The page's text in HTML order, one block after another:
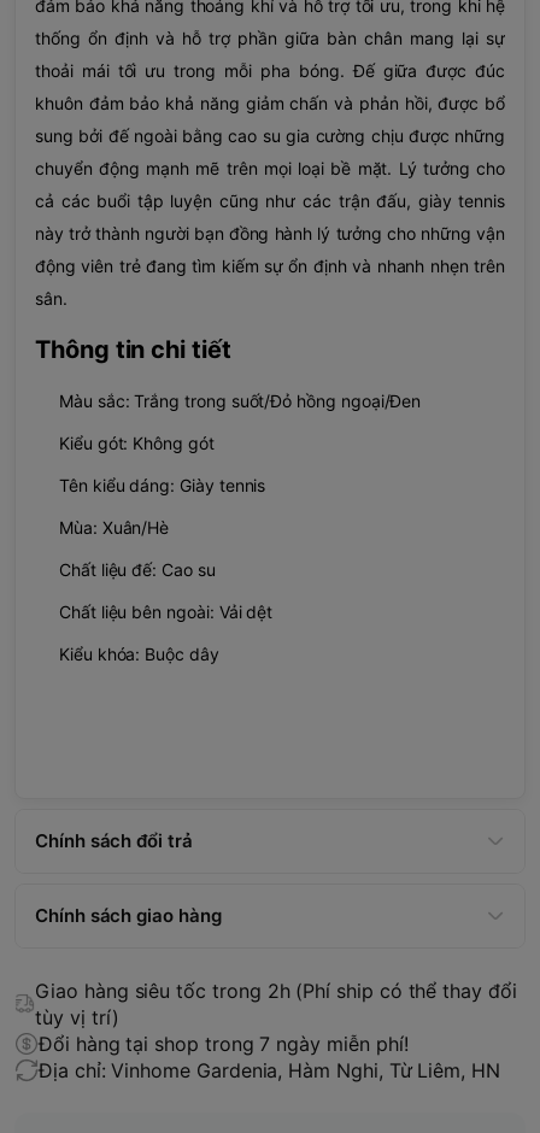
đảm bảo khả năng thoáng khí và hỗ trợ tối ưu, trong khi hệ
thống ổn định và hỗ trợ phần giữa bàn chân mang lại sự
thoải mái tối ưu trong mỗi pha bóng. Đế giữa được đúc
khuôn đảm bảo khả năng giảm chấn và phản hồi, được bổ
sung bởi đế ngoài bằng cao su gia cường chịu được những
chuyển động mạnh mẽ trên mọi loại bề mặt. Lý tưởng cho
cả các buổi tập luyện cũng như các trận đấu, giày tennis
này trở thành người bạn đồng hành lý tưởng cho những vận
động viên trẻ đang tìm kiếm sự ổn định và nhanh nhẹn trên
sân.
Thông tin chi tiết
Màu sắc: Trắng trong suốt/Đỏ hồng ngoại/Đen
Kiểu gót: Không gót
Tên kiểu dáng: Giày tennis
Mùa: Xuân/Hè
Chất liệu đế: Cao su
Chất liệu bên ngoài: Vải dệt
Kiểu khóa: Buộc dây
Chính sách đổi trả
Chính sách giao hàng
Giao hàng siêu tốc trong 2h (Phí ship có thể thay đổi
tùy vị trí)
Đổi hàng tại shop trong 7 ngày miễn phí!
Địa chỉ: Vinhome Gardenia, Hàm Nghi, Từ Liêm, HN